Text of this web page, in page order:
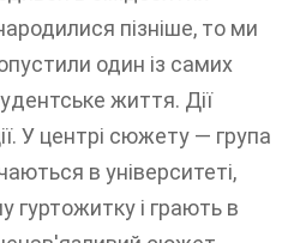
пізніше, то ми
один із самих
життя. Дії
У центрі сюжету — група
в університеті,
гуртожитку і грають в